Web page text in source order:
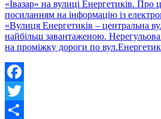
«Івазар» на вулиці Енергетиків. Про
посиланням на інформацію із
«Вулиця Енергетиків – центральна
найбільш завантаженою.
на проміжку дороги по
Facebook
Twitter